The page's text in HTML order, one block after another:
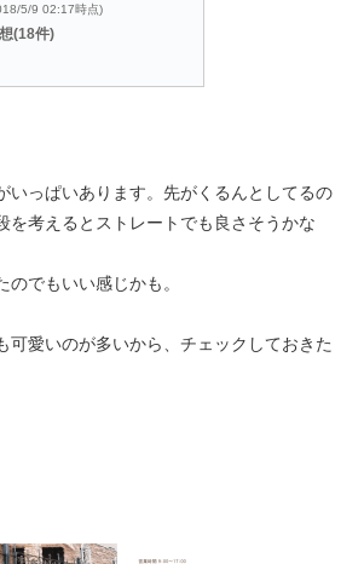
5/9 02:17時点)
(18件)
いっぱいあります。先がくるんとしてるの
を考えるとストレートでも良さそうかな
のでもいい感じかも。
可愛いのが多いから、チェックしておきた